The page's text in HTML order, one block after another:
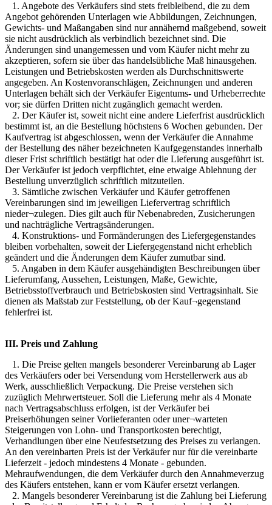
1. Angebote des Verkäufers sind stets freibleibend, die zu dem
Angebot gehörenden Unterlagen wie Abbildungen, Zeichnungen,
Gewichts- und Maßangaben sind nur annähernd maßgebend, soweit
sie nicht ausdrücklich als verbindlich bezeichnet sind. Die
Änderungen sind unangemessen und vom Käufer nicht mehr zu
akzeptieren, sofern sie über das handelsübliche Maß hinausgehen.
Leistungen und Betriebskosten werden als Durchschnittswerte
angegeben. An Kostenvoranschlägen, Zeichnungen und anderen
Unterlagen behält sich der Verkäufer Eigentums- und Urheberrechte
vor; sie dürfen Dritten nicht zugänglich gemacht werden.
2. Der Käufer ist, soweit nicht eine andere Lieferfrist ausdrücklich
bestimmt ist, an die Bestellung höchstens 6 Wochen gebunden. Der
Kaufvertrag ist abgeschlossen, wenn der Verkäufer die Annahme
der Bestellung des näher bezeichneten Kaufgegenstandes innerhalb
dieser Frist schriftlich bestätigt hat oder die Lieferung ausgeführt ist.
Der Verkäufer ist jedoch verpflichtet, eine etwaige Ablehnung der
Bestellung unverzüglich schriftlich mitzuteilen.
3. Sämtliche zwischen Verkäufer und Käufer getroffenen
Vereinbarungen sind im jeweiligen Liefervertrag schriftlich
nieder¬zulegen. Dies gilt auch für Nebenabreden, Zusicherungen
und nachträgliche Vertragsänderungen.
4. Konstruktions- und Formänderungen des Liefergegenstandes
bleiben vorbehalten, soweit der Liefergegenstand nicht erheblich
geändert und die Änderungen dem Käufer zumutbar sind.
5. Angaben in dem Käufer ausgehändigten Beschreibungen über
Lieferumfang, Aussehen, Leistungen, Maße, Gewichte,
Betriebsstoffverbrauch und Betriebskosten sind Vertragsinhalt. Sie
dienen als Maßstab zur Feststellung, ob der Kauf¬gegenstand
fehlerfrei ist.
III. Preis und Zahlung
1. Die Preise gelten mangels besonderer Vereinbarung ab Lager
des Verkäufers oder bei Versendung vom Herstellerwerk aus ab
Werk, ausschließlich Verpackung. Die Preise verstehen sich
zuzüglich Mehrwertsteuer. Soll die Lieferung mehr als 4 Monate
nach Vertragsabschluss erfolgen, ist der Verkäufer bei
Preiserhöhungen seiner Vorlieferanten oder uner¬warteten
Steigerungen von Lohn- und Transportkosten berechtigt,
Verhandlungen über eine Neufestsetzung des Preises zu verlangen.
An den vereinbarten Preis ist der Verkäufer nur für die vereinbarte
Lieferzeit - jedoch mindestens 4 Monate - gebunden.
Mehraufwendungen, die dem Verkäufer durch den Annahmeverzug
des Käufers entstehen, kann er vom Käufer ersetzt verlangen.
2. Mangels besonderer Vereinbarung ist die Zahlung bei Lieferung